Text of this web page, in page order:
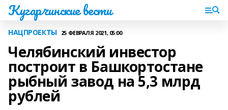
Кугарчинские вести
НАЦПРОЕКТЫ 25 ФЕВРАЛЯ 2021, 05:00
Челябинский инвестор
построит в Башкортостане
рыбный завод на 5,3 млрд
рублей